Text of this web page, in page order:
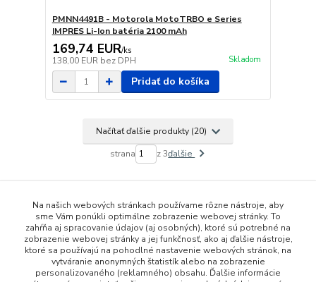
PMNN4491B - Motorola MotoTRBO e Series
IMPRES Li-Ion batéria 2100 mAh
169,74 EUR/ks
138,00 EUR bez DPH Skladom
Pridať do košíka
Načítať ďalšie produkty (20)
strana z 3ďalšie
Na našich webových stránkach používame rôzne nástroje, aby
sme Vám ponúkli optimálne zobrazenie webovej stránky. To
zahŕňa aj spracovanie údajov (aj osobných), ktoré sú potrebné na
zobrazenie webovej stránky a jej funkčnosť, ako aj ďalšie nástroje,
ktoré sa používajú na pohodlné nastavenie webových stránok, na
vytváranie anonymných štatistík alebo na zobrazenie
personalizovaného (reklamného) obsahu. Ďalšie informácie